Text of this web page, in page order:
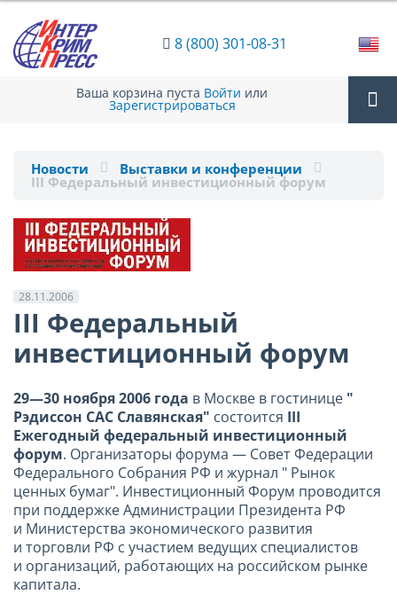
8 (800) 301-08-31
Ваша корзина пуста Войти или
Зарегистрироваться
Новости Выставки и конференции
III Федеральный инвестиционный форум
28.11.2006
III Федеральный
инвестиционный форум
29—30 ноября 2006 года в Москве в гостинице "
Рэдиссон САС Славянская" состоится III
Ежегодный федеральный инвестиционный
форум. Организаторы форума — Совет Федерации
Федерального Собрания РФ и журнал " Рынок
ценных бумаг". Инвестиционный Форум проводится
при поддержке Администрации Президента РФ
и Министерства экономического развития
и торговли РФ с участием ведущих специалистов
и организаций, работающих на российском рынке
капитала.